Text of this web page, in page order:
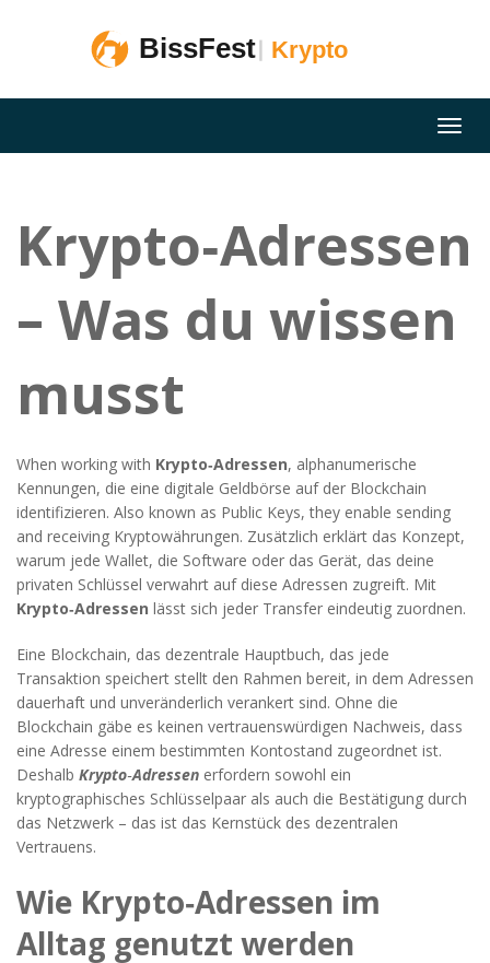
Krypto‑Adressen
– Was du wissen
musst
When working with Krypto‑Adressen, alphanumerische
Kennungen, die eine digitale Geldbörse auf der Blockchain
identifizieren. Also known as Public Keys, they enable sending
and receiving Kryptowährungen. Zusätzlich erklärt das Konzept,
warum jede Wallet, die Software oder das Gerät, das deine
privaten Schlüssel verwahrt auf diese Adressen zugreift. Mit
Krypto‑Adressen lässt sich jeder Transfer eindeutig zuordnen.
Eine Blockchain, das dezentrale Hauptbuch, das jede
Transaktion speichert stellt den Rahmen bereit, in dem Adressen
dauerhaft und unveränderlich verankert sind. Ohne die
Blockchain gäbe es keinen vertrauenswürdigen Nachweis, dass
eine Adresse einem bestimmten Kontostand zugeordnet ist.
Deshalb Krypto‑Adressen erfordern sowohl ein
kryptographisches Schlüsselpaar als auch die Bestätigung durch
das Netzwerk – das ist das Kernstück des dezentralen
Vertrauens.
Wie Krypto‑Adressen im
Alltag genutzt werden